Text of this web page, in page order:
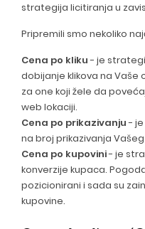
strategija licitiranja u
Pripremili smo nekoliko
Cena po kliku- je
dobijanje klikova na
za one koji žele da
web lokaciji.
Cena po prikazivanju-
na broj prikazivanja
Cena po kupovini- je
konverzije kupaca.
pozicionirani i sada su
kupovine.